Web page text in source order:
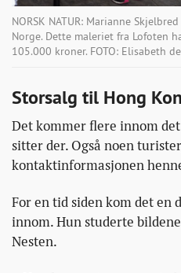
NORSK NATUR: Marianne
Norge. Dette maleriet fra Lofoten
105.000 kroner. FOTO: Elisabeth
Storsalg til Hong
Det kommer flere innom
sitter der. Også noen
kontaktinformasjonen
For en tid siden kom det en
innom. Hun studerte
Nesten.